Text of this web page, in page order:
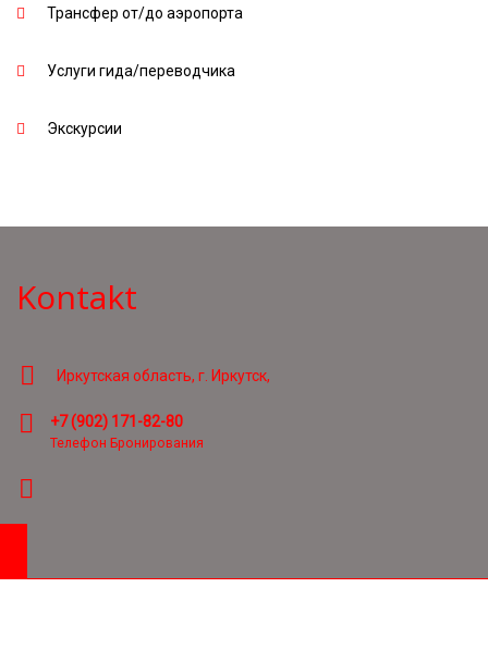
Трансфер от/до аэропорта
Услуги гида/переводчика
Экскурсии
Kontakt
Иркутская область, г. Иркутск,
+7 (902) 171-82-80
Телефон Бронирования